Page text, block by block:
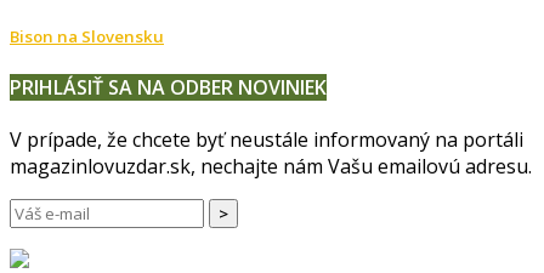
Bison na Slovensku
PRIHLÁSIŤ SA NA ODBER NOVINIEK
V prípade, že chcete byť neustále informovaný na portáli
magazinlovuzdar.sk, nechajte nám Vašu emailovú adresu.